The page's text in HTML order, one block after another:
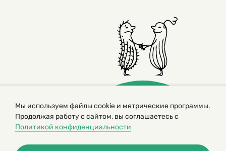
журнал для детей
Мы используем файлы cookie и метрические программы.
Продолжая работу с сайтом, вы соглашаетесь с
Политикой конфиденциальности